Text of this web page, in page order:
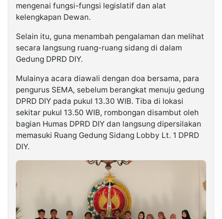
mengenai fungsi-fungsi legislatif dan alat
kelengkapan Dewan.
Selain itu, guna menambah pengalaman dan melihat
secara langsung ruang-ruang sidang di dalam
Gedung DPRD DIY.
Mulainya acara diawali dengan doa bersama, para
pengurus SEMA, sebelum berangkat menuju gedung
DPRD DIY pada pukul 13.30 WIB. Tiba di lokasi
sekitar pukul 13.50 WIB, rombongan disambut oleh
bagian Humas DPRD DIY dan langsung dipersilakan
memasuki Ruang Gedung Sidang Lobby Lt. 1 DPRD
DIY.